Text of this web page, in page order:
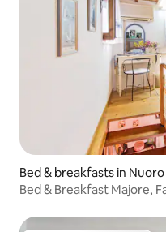
Bed & breakfasts in Nuoro
Bed & Breakfast Majore,